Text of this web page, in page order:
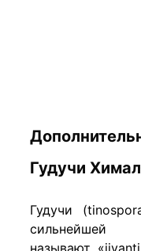
Гудучи
Гудучи
называют